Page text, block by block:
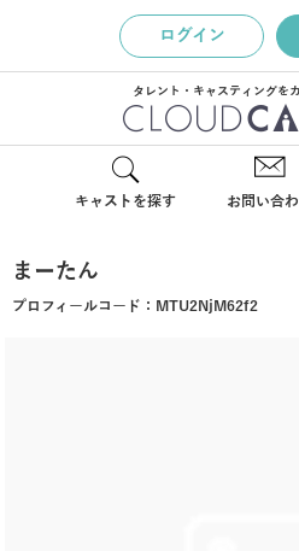
ログイン
タレント・キャスティングを
キャストを探す お問い合
まーたん
プロフィールコード： MTU2NjM62f2